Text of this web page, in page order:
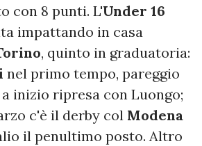
con 8 punti. L'Under 16
impattando in casa
, quinto in graduatoria:
nel primo tempo, pareggio
inizio ripresa con Luongo;
c'è il derby col Modena
il penultimo posto. Altro